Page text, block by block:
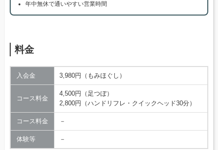
年中無休で通いやすい営業時間
料金
入会金 3,980円（もみほぐし）
コース料金
4,500円（足つぼ）
2,800円（ハンドリフレ・クイックヘッド30分）
コース料金 －
体験等 －